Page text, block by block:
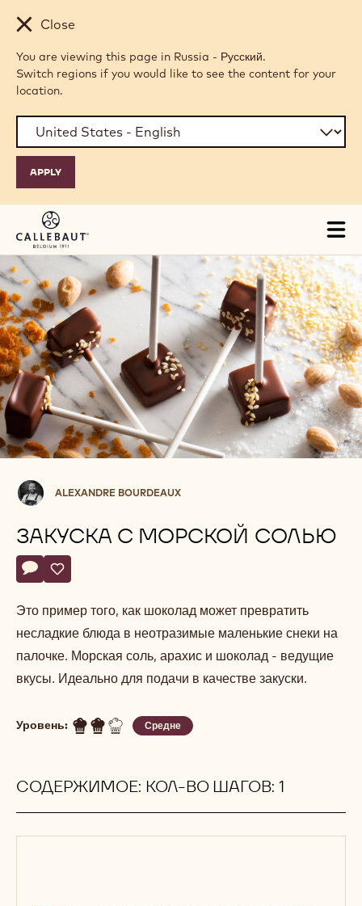
Skip to main content
Close
You are viewing this page in Russia - Русский.
Switch regions if you would like to see the content for your
location.
Alexandre
Bourdeaux
ALEXANDRE BOURDEAUX
ЗАКУСКА С МОРСКОЙ СОЛЬЮ
Actions
Напишите комментарий
- Закуска с морской солью
Сохранить
- Закуска с морской солью
Это пример того, как шоколад может превратить
несладкие блюда в неотразимые маленькие снеки на
палочке. Морская соль, арахис и шоколад - ведущие
вкусы. Идеально для подачи в качестве закуски.
Уровень: Средне
СОДЕРЖИМОЕ: КОЛ-ВО ШАГОВ: 1